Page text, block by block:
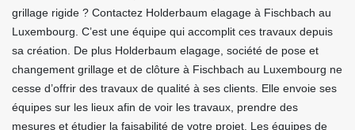
grillage rigide ? Contactez Holderbaum elagage à Fischbach au
Luxembourg. C’est une équipe qui accomplit ces travaux depuis
sa création. De plus Holderbaum elagage, société de pose et
changement grillage et de clôture à Fischbach au Luxembourg ne
cesse d’offrir des travaux de qualité à ses clients. Elle envoie ses
équipes sur les lieux afin de voir les travaux, prendre des
mesures et étudier la faisabilité de votre projet. Les équipes de